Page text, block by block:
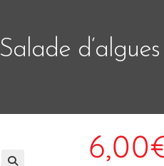
Salade d‘algues
6,00